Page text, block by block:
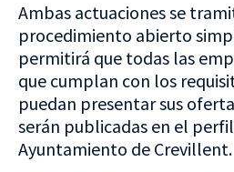
Ambas actuaciones se
procedimiento abierto
permitirá que todas las
que cumplan con los
puedan presentar sus
serán publicadas en el
Ayuntamiento de Crevillent.